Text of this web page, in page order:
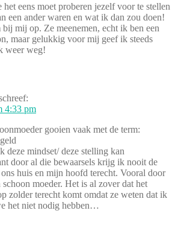
het eens moet proberen jezelf voor te stellen
een ander waren en wat ik dan zou doen!
mij op. Ze meenemen, echt ik ben een
maar gelukkig voor mij geef ik steeds
weer weg!
4:33 pm
gooien vaak met de term:
deze mindset/ deze stelling kan
door al die bewaarsels krijg ik nooit de
huis en mijn hoofd terecht. Vooral door
moeder. Het is al zover dat het
zolder terecht komt omdat ze weten dat ik
het niet nodig hebben…